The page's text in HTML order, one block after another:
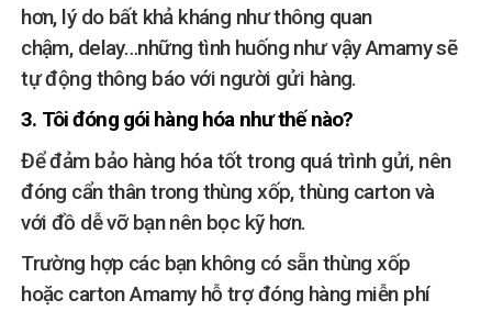
hơn, lý do bất khả kháng như thông quan
chậm, delay…những tình huống như vậy Amamy sẽ
tự động thông báo với người gửi hàng.
3. Tôi đóng gói hàng hóa như thế nào?
Để đảm bảo hàng hóa tốt trong quá trình gửi, nên
đóng cẩn thân trong thùng xốp, thùng carton và
với đồ dễ vỡ bạn nên bọc kỹ hơn.
Trường hợp các bạn không có sẵn thùng xốp
hoặc carton Amamy hỗ trợ đóng hàng miễn phí